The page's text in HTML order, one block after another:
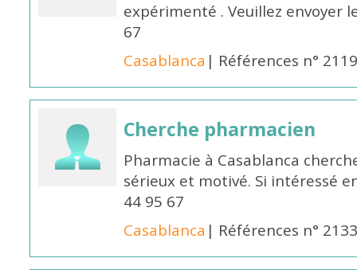
expérimenté . Veuillez envoyer
67
Casablanca | Références n°
Cherche pharmacien
Pharmacie à Casablanca
sérieux et motivé. Si intéressé
44 95 67
Casablanca | Références n°